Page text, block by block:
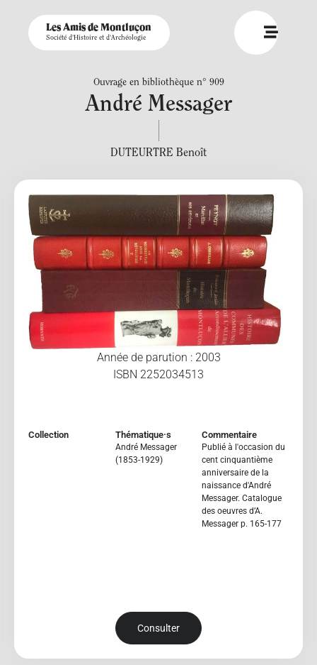
Les Amis de Montluçon
Société d'Histoire et d'Archéologie
Ouvrage en bibliothèque n° 909
André Messager
DUTEURTRE Benoît
Année de parution : 2003
ISBN 2252034513
Collection Thématique·s
André Messager
(1853-1929)
Commentaire
Publié à l'occasion du
cent cinquantième
anniversaire de la
naissance d'André
Messager. Catalogue
des oeuvres d’A.
Messager p. 165-177
Consulter